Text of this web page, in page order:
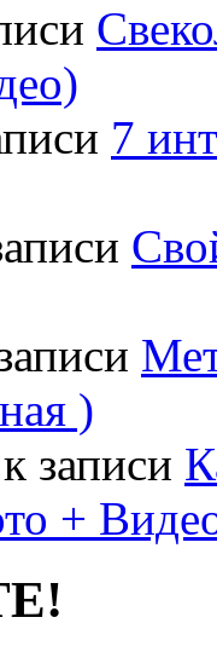
7
)
к записи
+